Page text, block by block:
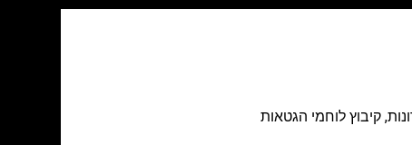
,קיבוץ לוחמי הגטאות